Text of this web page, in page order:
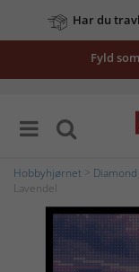
Har du
Fyld
Hobbyhjørnet
Lavendel